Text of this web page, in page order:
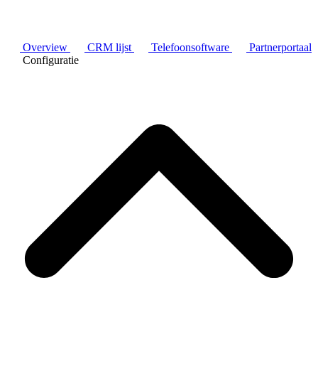
Overview CRM lijst Telefoonsoftware
Partnerportaal
Configuratie